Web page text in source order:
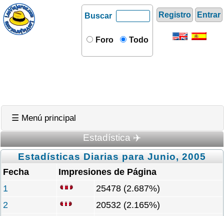
Registro Entrar
Buscar
Foro Todo
☰ Menú principal
Estadística ✈️
Estadísticas Diarias para Junio, 2005
Fecha
Impresiones de Página
1
25478 (2.687%)
2
20532 (2.165%)